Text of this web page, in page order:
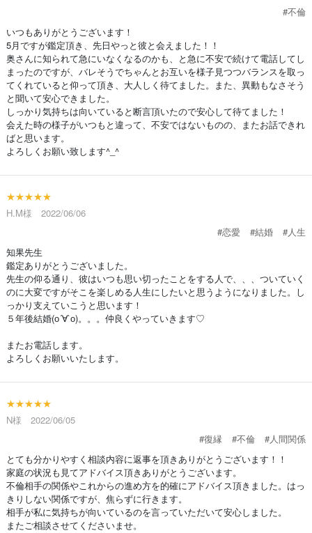
#不倫
いつもありがとうございます！
5月ですが鑑定頂き、先日やっと彼と会えました！！
奥さんに知られて急にいなくなるのかも、と急に不安で続けて電話してし
まったのですが、バレそうでちゃんとお互いを様子見つつバランスを取っ
てくれていると仰って頂き、大人しく待てました。また、異動もなさそう
と聞いて安心できました。
しっかり気持ちは向いていると断言頂いたので安心して待てました！
会えた時の様子がいつもと違って、不安ではないものの、またお話できれ
ばと思います。
よろしくお願い致します^_^
★★★★★
H.M様 2022/06/06
#恋愛
#結婚
#人生
知果先生
鑑定ありがとうございました。
先生の仰る通り、彼はいつも思い切ったことをする人で、、、ついていく
のに大変ですがそこを楽しめる人生にしたいと思うようになりました。し
っかり支えていこうと思います！
５年後結婚(о´∀`о)。。。仲良くやっていきます♡
またお電話します。
よろしくお願いいたします。
★★★★★
N様 2022/06/05
#復縁
#不倫
#人間関係
とても分かりやすく相談内容に返事を頂きありがとうございます！！
家庭の状況も見てアドバイス頂きありがとうございます。
不倫相手の関係やこれからの進め方を的確にアドバイス頂きました。はっ
きりしない関係ですが、焦らずに行きます。
相手が私に気持ちが向いているのを言っていただいて安心しました。
またご相談させてくださいませ。